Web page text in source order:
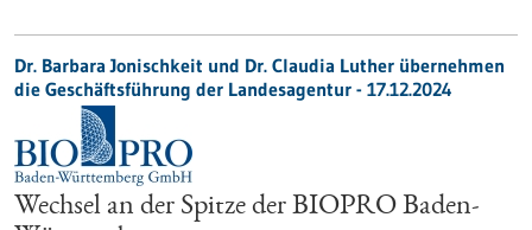
Dr. Barbara Jonischkeit und Dr. Claudia Luther übernehmen
die Geschäftsführung der Landesagentur - 17.12.2024
Wechsel an der Spitze der BIOPRO Baden-